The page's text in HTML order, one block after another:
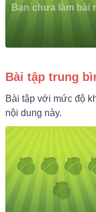
Bạn chưa làm bài
Bài tập trung
Bài tập với mức độ
nội dung này.